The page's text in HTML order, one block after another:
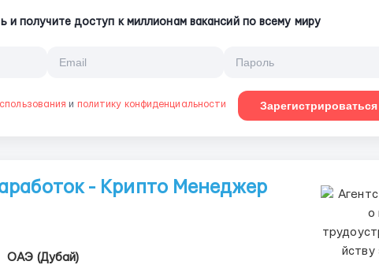
и получите доступ к миллионам вакансий по всему миру
и политику конфиденциальности Зарегистрироваться
- Крипто Менеджер
ОАЭ (Дубай)